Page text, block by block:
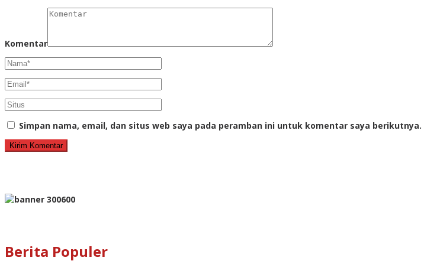
Komentar
Simpan nama, email, dan situs web saya pada peramban ini untuk komentar saya berikutnya.
Berita Populer